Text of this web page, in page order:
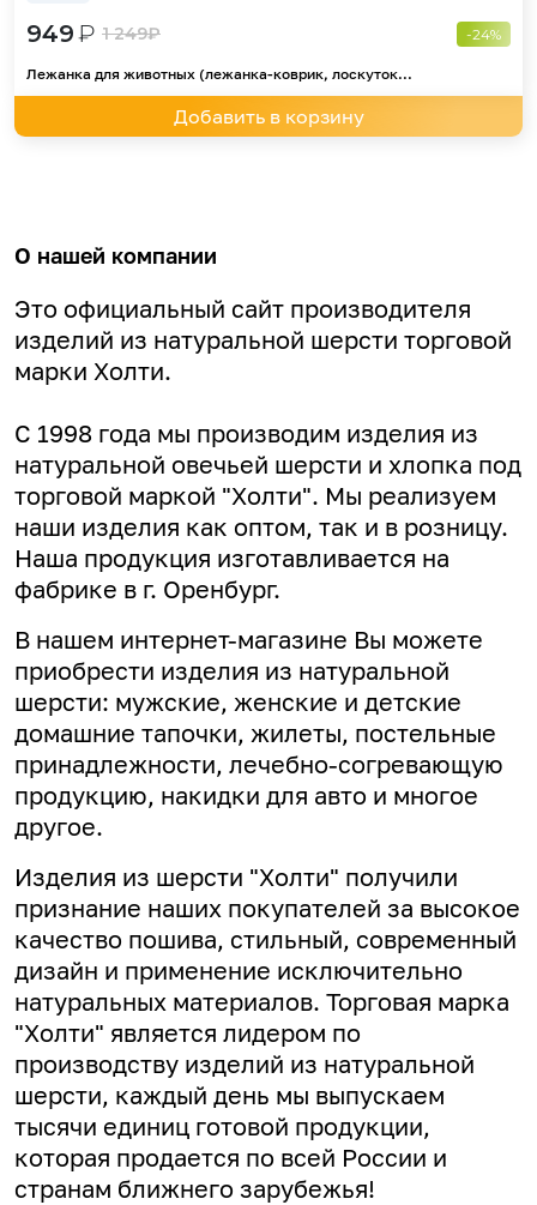
949₽ 1 249₽ -24%
Лежанка для животных (лежанка-коврик, лоскуток...
Добавить в корзину
О нашей компании
Это официальный сайт производителя
изделий из натуральной шерсти торговой
марки Холти.
С 1998 года мы производим изделия из
натуральной овечьей шерсти и хлопка под
торговой маркой "Холти". Мы реализуем
наши изделия как оптом, так и в розницу.
Наша продукция изготавливается на
фабрике в г. Оренбург.
В нашем интернет-магазине Вы можете
приобрести изделия из натуральной
шерсти: мужские, женские и детские
домашние тапочки, жилеты, постельные
принадлежности, лечебно-согревающую
продукцию, накидки для авто и многое
другое.
Изделия из шерсти "Холти" получили
признание наших покупателей за высокое
качество пошива, стильный, современный
дизайн и применение исключительно
натуральных материалов. Торговая марка
"Холти" является лидером по
производству изделий из натуральной
шерсти, каждый день мы выпускаем
тысячи единиц готовой продукции,
которая продается по всей России и
странам ближнего зарубежья!